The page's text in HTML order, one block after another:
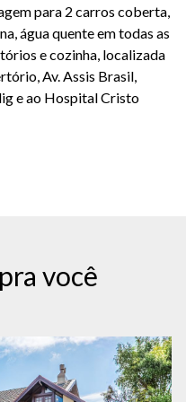
para 2 carros coberta,
água quente em todas as
e cozinha, localizada
Av. Assis Brasil,
e ao Hospital Cristo
você